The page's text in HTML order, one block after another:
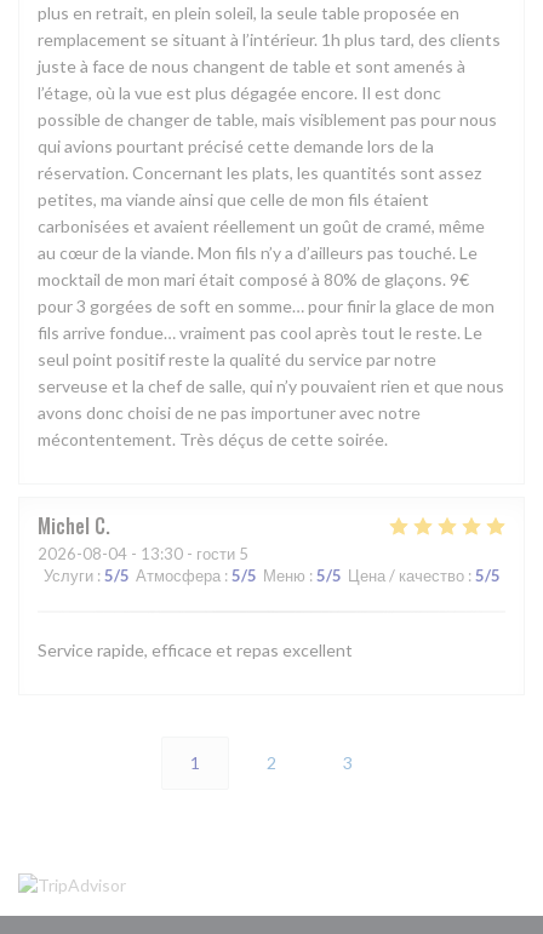
plus en retrait, en plein soleil, la seule table proposée en
remplacement se situant à l’intérieur. 1h plus tard, des clients
juste à face de nous changent de table et sont amenés à
l’étage, où la vue est plus dégagée encore. Il est donc
possible de changer de table, mais visiblement pas pour nous
qui avions pourtant précisé cette demande lors de la
réservation. Concernant les plats, les quantités sont assez
petites, ma viande ainsi que celle de mon fils étaient
carbonisées et avaient réellement un goût de cramé, même
au cœur de la viande. Mon fils n’y a d’ailleurs pas touché. Le
mocktail de mon mari était composé à 80% de glaçons. 9€
pour 3 gorgées de soft en somme… pour finir la glace de mon
fils arrive fondue… vraiment pas cool après tout le reste. Le
seul point positif reste la qualité du service par notre
serveuse et la chef de salle, qui n’y pouvaient rien et que nous
avons donc choisi de ne pas importuner avec notre
mécontentement. Très déçus de cette soirée.
Michel C
2026-08-04 - 13:30 - гости 5
Услуги : 5/5 Атмосфера : 5/5 Меню : 5/5 Цена / качество : 5/5
Service rapide, efficace et repas excellent
1 2 3